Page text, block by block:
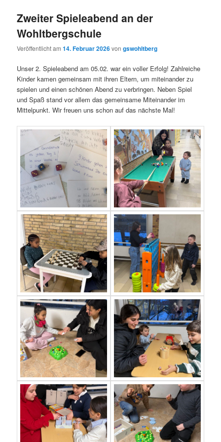
Zweiter Spieleabend an der
Wohltbergschule
Veröffentlicht am14. Februar 2026vongswohltberg
Unser 2. Spieleabend am 05.02. war ein voller Erfolg! Zahlreiche
Kinder kamen gemeinsam mit ihren Eltern, um miteinander zu
spielen und einen schönen Abend zu verbringen. Neben Spiel
und Spaß stand vor allem das gemeinsame Miteinander im
Mittelpunkt. Wir freuen uns schon auf das nächste Mal!